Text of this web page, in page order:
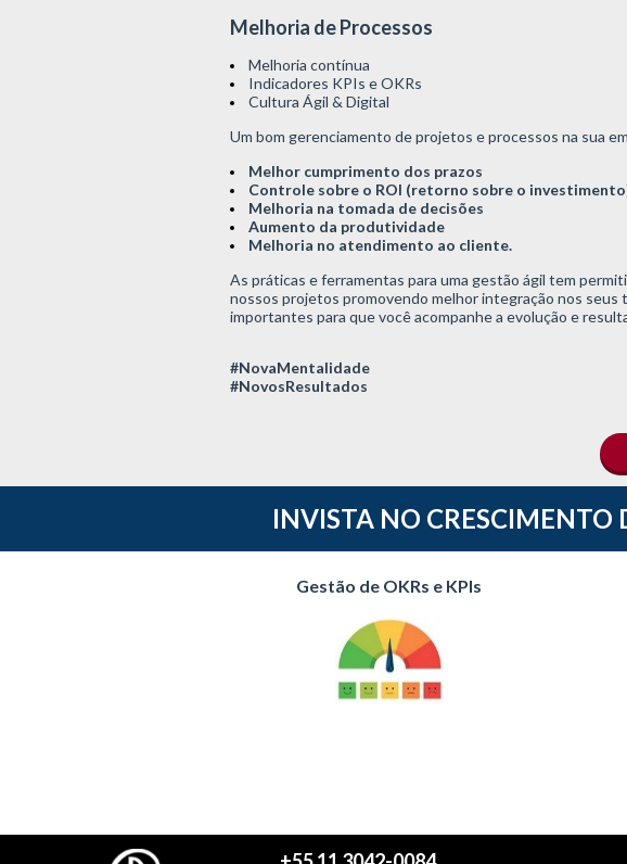
Melhoria de Processos
Melhoria contínua
Indicadores KPIs e OKRs
Cultura Ágil & Digital
Um bom gerenciamento de projetos e processos na sua
Melhor cumprimento dos prazos
Controle sobre o ROI (retorno sobre o
Melhoria na tomada de decisões
Aumento da produtividade
Melhoria no atendimento ao cliente.
As práticas e ferramentas para uma gestão ágil tem
nossos projetos promovendo melhor integração nos seus
importantes para que você acompanhe a evolução e
#NovaMentalidade
#NovosResultados
INVISTA NO CRESCIMENTO
Gestão de OKRs e KPIs